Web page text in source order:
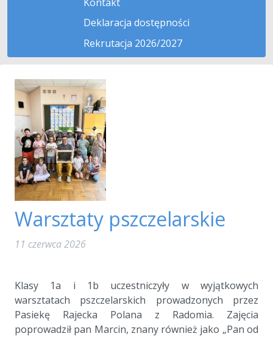
Deklaracja dostępności
Rekrutacja 2026/2027
Warsztaty pszczelarskie
11 czerwca 2026
Klasy 1a i 1b uczestniczyły w wyjątkowych
warsztatach pszczelarskich prowadzonych przez
Pasiekę Rajecka Polana z Radomia. Zajęcia
poprowadził pan Marcin, znany również jako „Pan od